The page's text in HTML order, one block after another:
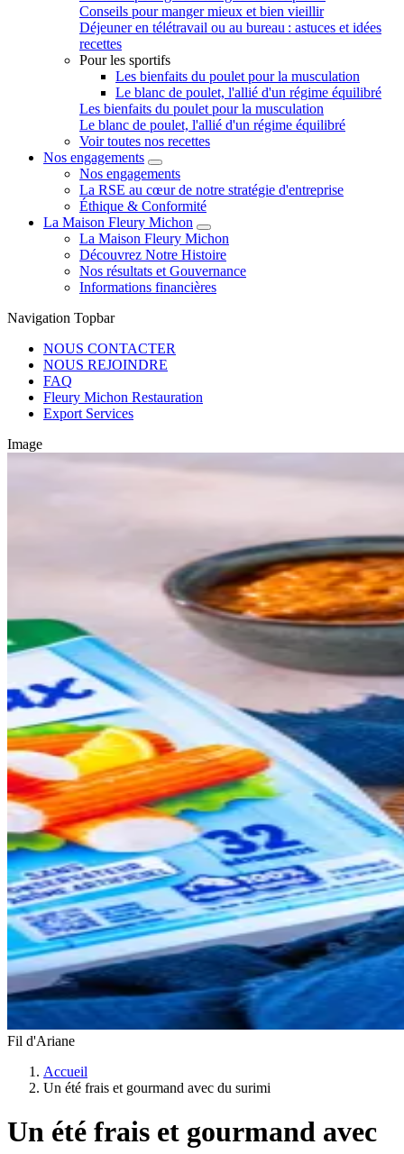
Conseils pour manger mieux et bien vieillir
Déjeuner en télétravail ou au bureau : astuces et idées
recettes
Pour les sportifs
Les bienfaits du poulet pour la musculation
Le blanc de poulet, l'allié d'un régime équilibré
Les bienfaits du poulet pour la musculation
Le blanc de poulet, l'allié d'un régime équilibré
Voir toutes nos recettes
Nos engagements
Nos engagements
La RSE au cœur de notre stratégie d'entreprise
Éthique & Conformité
La Maison Fleury Michon
La Maison Fleury Michon
Découvrez Notre Histoire
Nos résultats et Gouvernance
Informations financières
Navigation Topbar
NOUS CONTACTER
NOUS REJOINDRE
FAQ
Fleury Michon Restauration
Export Services
Image
Fil d'Ariane
Accueil
Un été frais et gourmand avec du surimi
Un été frais et gourmand avec